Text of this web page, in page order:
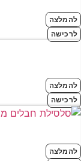
להמלצה
לרכישה
להמלצה
לרכישה
להמלצה